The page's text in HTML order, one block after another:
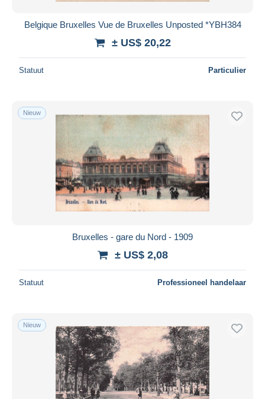
Belgique Bruxelles Vue de Bruxelles Unposted *YBH384
± US$ 20,22
Statuut Particulier
Nieuw
Bruxelles - gare du Nord - 1909
± US$ 2,08
Statuut Professioneel handelaar
Nieuw